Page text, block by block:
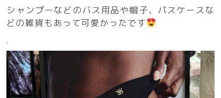
シャンプーなどのバス用品や帽子、パスケースな
どの雑貨もあって可愛かったです
.